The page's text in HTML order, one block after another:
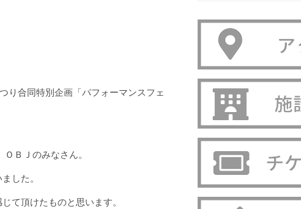
り合同特別企画「パフォーマンスフェ
ＢＪのみなさん。
した。
て頂けたものと思います。